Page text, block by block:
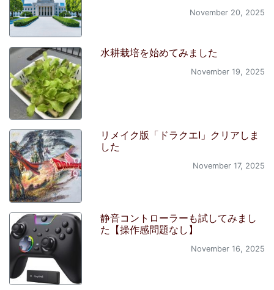
November 20, 2025
水耕栽培を始めてみました
November 19, 2025
リメイク版「ドラクエI」クリアしま
した
November 17, 2025
静音コントローラーも試してみまし
た【操作感問題なし】
November 16, 2025